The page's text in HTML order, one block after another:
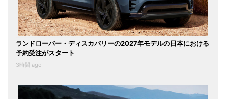
ランドローバー・ディスカバリーの2027年モデルの日本における
予約受注がスタート
3時間 ago